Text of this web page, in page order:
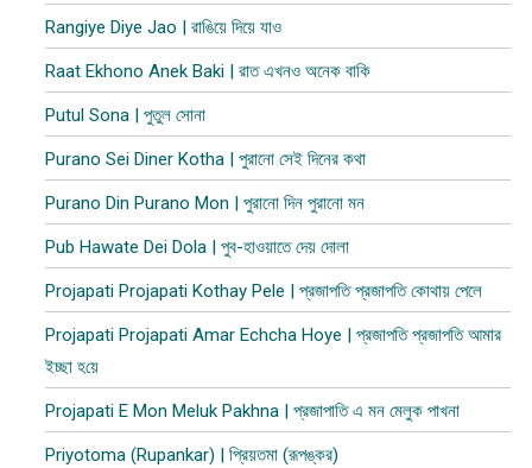
Rangiye Diye Jao | রাঙিয়ে দিয়ে যাও
Raat Ekhono Anek Baki | রাত এখনও অনেক বাকি
Putul Sona | পুতুল সোনা
Purano Sei Diner Kotha | পুরানো সেই দিনের কথা
Purano Din Purano Mon | পুরানো দিন পুরানো মন
Pub Hawate Dei Dola | পুব​-হাওয়াতে দেয় দোলা
Projapati Projapati Kothay Pele | প্রজাপতি প্রজাপতি কোথায় পেলে
Projapati Projapati Amar Echcha Hoye | প্রজাপতি প্রজাপতি আমার
ইচ্ছা হ​য়ে
Projapati E Mon Meluk Pakhna | প্রজাপাতি এ মন মেলুক পাখনা
Priyotoma (Rupankar) | প্রিয়তমা (রূপঙ্কর)